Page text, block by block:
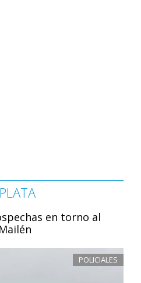
en torno al
POLICIALES